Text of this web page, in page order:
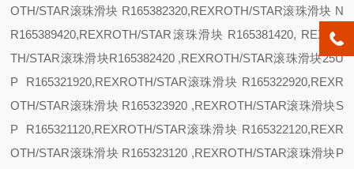
OTH/STAR滚珠滑块 R165382320,REXROTH/STAR滚珠滑块 N
R165389420,REXROTH/STAR滚珠滑块 R165381420, REXRO
TH/STAR滚珠滑块R165382420 ,REXROTH/STAR滚珠滑块25U
P R165321920,REXROTH/STAR滚珠滑块 R165322920,REXR
OTH/STAR滚珠滑块 R165323920 ,REXROTH/STAR滚珠滑块S
P R165321120,REXROTH/STAR滚珠滑块 R165322120,REXR
OTH/STAR滚珠滑块 R165323120 ,REXROTH/STAR滚珠滑块P